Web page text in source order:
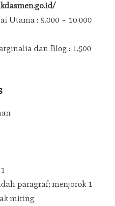
Utama : 5.000 – 10.000
dan Blog : 1.500
paragraf; menjorok 1
miring